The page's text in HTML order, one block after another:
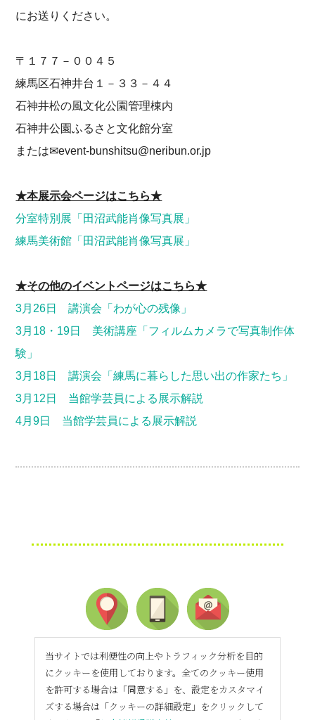
にお送りください。
〒１７７－００４５
練馬区石神井台１－３３－４４
石神井松の風文化公園管理棟内
石神井公園ふるさと文化館分室
または✉event-bunshitsu@neribun.or.jp
★本展示会ページはこちら★
分室特別展「田沼武能肖像写真展」
練馬美術館「田沼武能肖像写真展」
★その他のイベントページはこちら★
3月26日 講演会「わが心の残像」
3月18・19日 美術講座「フィルムカメラで写真制作体
験」
3月18日 講演会「練馬に暮らした思い出の作家たち」
3月12日 当館学芸員による展示解説
4月9日 当館学芸員による展示解説
当サイトでは利便性の向上やトラフィック分析を目的
にクッキーを使用しております。全てのクッキー使用
を許可する場合は「同意する」を、設定をカスタマイ
ズする場合は「クッキーの詳細設定」をクリックして